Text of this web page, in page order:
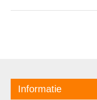
Informatie